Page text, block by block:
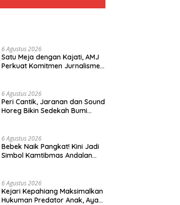
6 Agustus 2026
Satu Meja dengan Kajati, AMJ
Perkuat Komitmen Jurnalisme
6 Agustus 2026
Peri Cantik, Jaranan dan Sound
Horeg Bikin Sedekah Bumi
6 Agustus 2026
Bebek Naik Pangkat! Kini Jadi
Simbol Kamtibmas Andalan
6 Agustus 2026
Kejari Kepahiang Maksimalkan
Hukuman Predator Anak, Ayah